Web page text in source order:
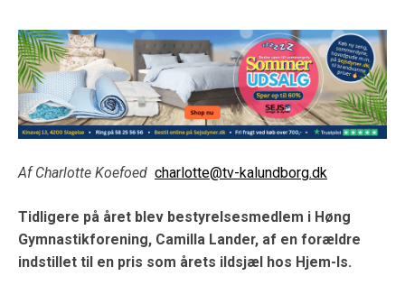
Af Charlotte Koefoed charlotte@tv-kalundborg.dk
Tidligere på året blev bestyrelsesmedlem i Høng
Gymnastikforening, Camilla Lander, af en forældre
indstillet til en pris som årets ildsjæl hos Hjem-Is.